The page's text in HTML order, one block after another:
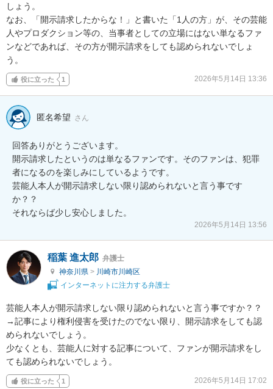
しょう。
なお、「開示請求したからな！」と書いた「1人の方」が、その芸能
人やプロダクション等の、当事者としての立場にはない単なるファ
ンなどであれば、その方が開示請求をしても認められないでしょ
う。
役に立った 1 2026年5月14日 13:36
匿名希望 さん
回答ありがとうございます。
開示請求したというのは単なるファンです。そのファンは、犯罪
者になるのを楽しみにしているようです。
芸能人本人が開示請求しない限り認められないと言う事です
か？？
それならば少し安心しました。
2026年5月14日 13:56
稲葉 進太郎 弁護士
神奈川県 > 川崎市川崎区
インターネットに注力する弁護士
芸能人本人が開示請求しない限り認められないと言う事ですか？？
→記事により権利侵害を受けたのでない限り、開示請求をしても認
められないでしょう。
少なくとも、芸能人に対する記事について、ファンが開示請求をし
ても認められないでしょう。
役に立った 1 2026年5月14日 17:02